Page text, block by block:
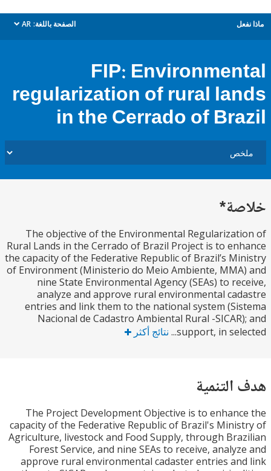
الصفحة باللغة: AR
dropdown
FIP:
regularization of rural
in the Cerrado of
The objective of the Environmental
Rural Lands in the Cerrado of Brazil Project is to
the capacity of the Federative Republic of Brazil’s
of Environment (Ministerio do Meio Ambiente,
nine State Environmental Agency (SEAs) to
analyze and approve rural environmental
entries and link them to the national system
Nacional de Cadastro Ambiental Rural -
support, in نتائج أكثر
The Project Development Objective is to
capacity of the Federative Republic of Brazil's
Agriculture, livestock and Food Supply, through
Forest Service, and nine SEAs to receive,
approve rural environmental cadaster entries